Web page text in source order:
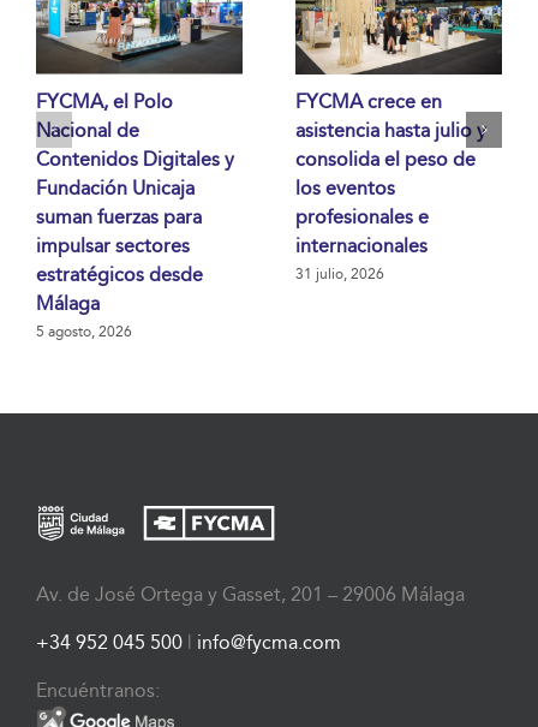
FYCMA, el Polo
Nacional de
Contenidos Digitales y
Fundación Unicaja
suman fuerzas para
impulsar sectores
estratégicos desde
Málaga
5 agosto, 2026
FYCMA crece en
asistencia hasta julio y
consolida el peso de
los eventos
profesionales e
internacionales
31 julio, 2026
Av. de José Ortega y Gasset, 201 – 29006 Málaga
+34 952 045 500 | info@fycma.com
Encuéntranos: